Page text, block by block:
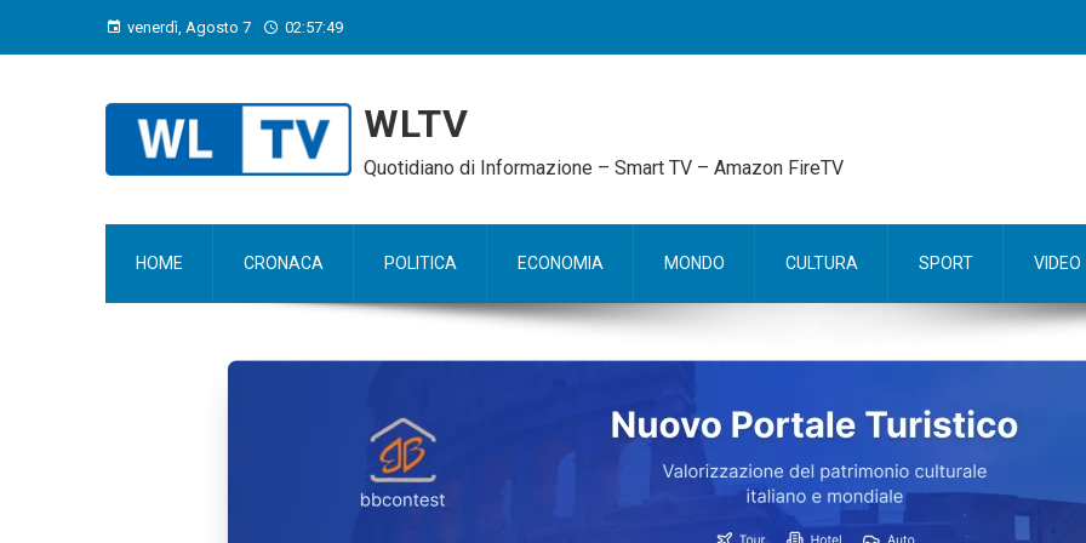
venerdì, Agosto 7 02:57:51
WLTV
Quotidiano di Informazione – Smart TV – Amazon FireTV
HOME CRONACA POLITICA ECONOMIA MONDO CULTURA SPORT VIDEO